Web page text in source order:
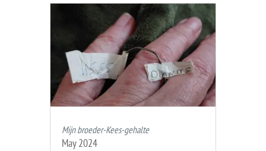
Mijn broeder-Kees-gehalte
May 2024